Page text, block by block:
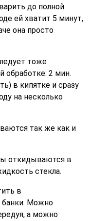
до полной
ей хватит 5 минут,
она просто
тоже
обработке: 2 мин.
в кипятке и сразу
на несколько
так же как и
откидываются в
стекла.
в
банки. Можно
а можно